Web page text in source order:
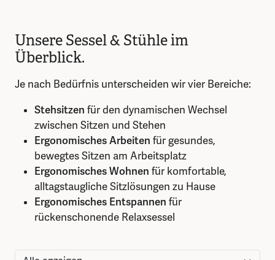
Unsere Sessel & Stühle im
Überblick.
Je nach Bedürfnis unterscheiden wir vier Bereiche:
Stehsitzen für den dynamischen Wechsel
zwischen Sitzen und Stehen
Ergonomisches Arbeiten für gesundes,
bewegtes Sitzen am Arbeitsplatz
Ergonomisches Wohnen für komfortable,
alltagstaugliche Sitzlösungen zu Hause
Ergonomisches Entspannen für
rückenschonende Relaxsessel